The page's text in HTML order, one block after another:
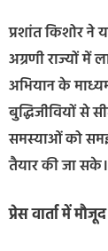
प्रशांत किशोर ने
अग्रणी राज्यों
अभियान के
बुद्धिजीवियों से
समस्याओं को
तैयार की जा सके।
प्रेस वार्ता में